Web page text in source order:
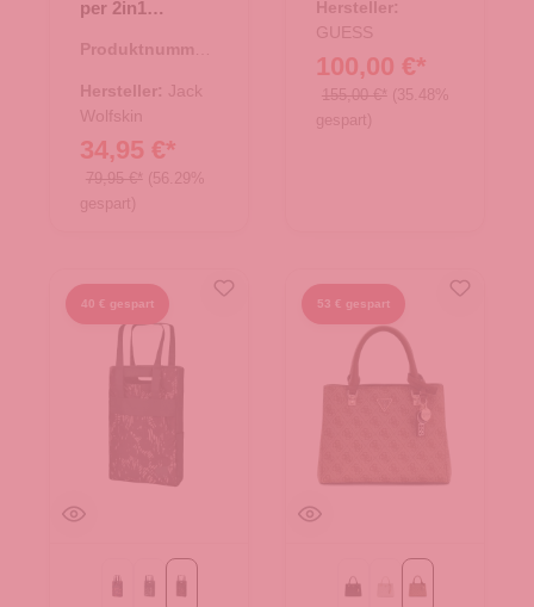
per 2in1
blue all over
Produktnummer:
Hersteller: Jack
Wolfskin
34,95 €*
79,95 €* (56.29%
gespart)
Hersteller:
GUESS
100,00 €*
155,00 €* (35.48%
gespart)
40 € gespart
graphit all over
night blue all over
phantom all over
53 € gespart
Black Bone Logo
Latte Logo/